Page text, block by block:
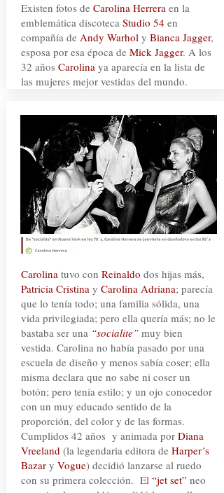
Existen fotos de Carolina Herreraen la
emblemática discoteca Studio 54 en
compañía de Andy Warholy Bianca Jagger,
esposa por esa época de Mick Jagger. A los
32 años Carolinaya aparecía en la lista de
las mujeres mejor vestidas del mundo.
Carolinatuvo con Reinaldo dos hijas más,
Patricia Cristinay Carolina Adriana; parecía
que lo tenía todo; una familia sólida, una
vida privilegiada; pero ella quería más; no le
bastaba ser una “socialite” muy bien
vestida. Carolina no había pasado por una
escuela de diseño y menos sabía coser; ella
misma declara que no sabe ni coser un
botón; pero tenía estilo; y un ojo conocedor
con un muy educado sentido de la
proporción, del color y de las formas.
Cumplidos 42 años y animada por Diana
Vreeland(la legendaria editora de Harper´s
Bazary Vogue) decidió lanzarse al ruedo
con su primera colección. El “jet set” neo